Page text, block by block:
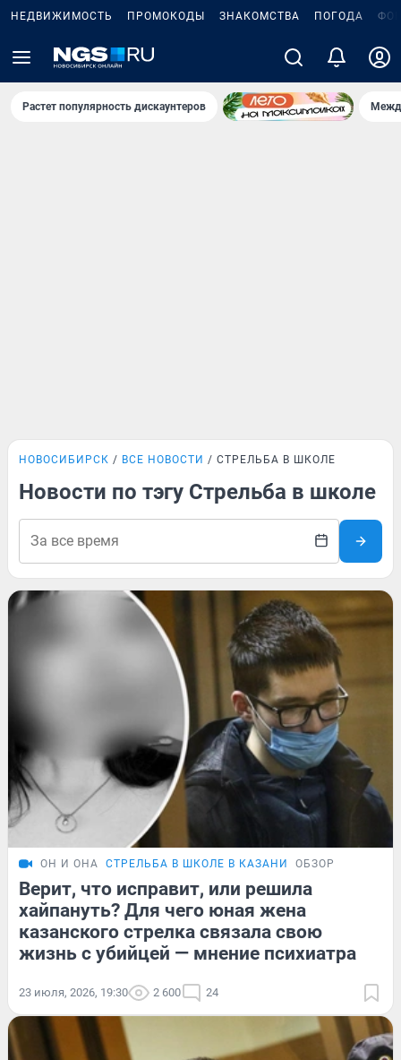
НЕДВИЖИМОСТЬ ПРОМОКОДЫ ЗНАКОМСТВА ПОГОДА
Растет популярность дискаунтеров
НОВОСИБИРСК ВСЕ НОВОСТИ СТРЕЛЬБА В ШКОЛЕ
Новости по тэгу Стрельба в школе
ОН И ОНА СТРЕЛЬБА В ШКОЛЕ В КАЗАНИ ОБЗОР
Верит, что исправит, или решила
хайпануть? Для чего юная жена
казанского стрелка связала свою
жизнь с убийцей — мнение психиатра
23 июля, 2026, 19:30 2 600 24